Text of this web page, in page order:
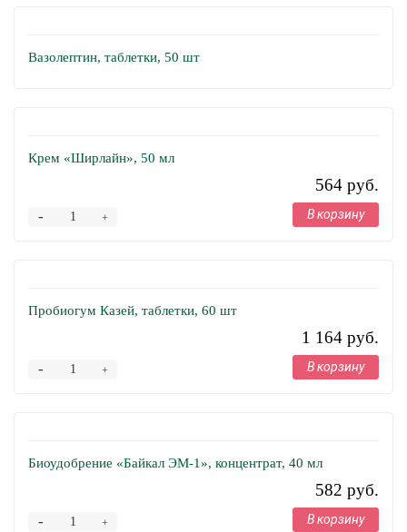
Вазолептин, таблетки, 50 шт
Крем «Ширлайн», 50 мл
564 руб.
+
- В корзину
Пробиогум Казей, таблетки, 60 шт
1 164 руб.
+
- В корзину
Биоудобрение «Байкал ЭМ-1», концентрат, 40 мл
582 руб.
+
- В корзину